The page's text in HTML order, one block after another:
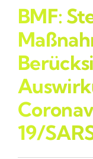
Profil
Leistungen
Team
BMF:
19/